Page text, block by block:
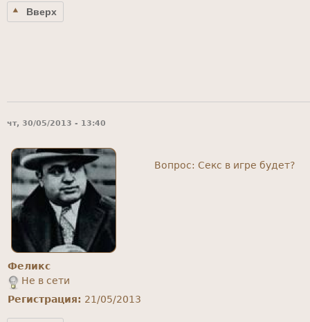
Вверх
чт, 30/05/2013 - 13:40
Феликс
Не в сети
Регистрация: 21/05/2013
Вопрос: Секс в игре будет?